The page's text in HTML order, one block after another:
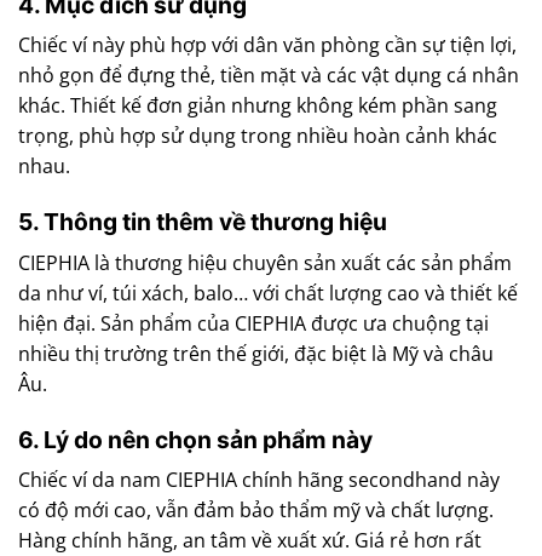
Chiếc ví này phù hợp với dân văn phòng cần sự tiện lợi,
nhỏ gọn để đựng thẻ, tiền mặt và các vật dụng cá nhân
khác. Thiết kế đơn giản nhưng không kém phần sang
trọng, phù hợp sử dụng trong nhiều hoàn cảnh khác
nhau.
5. Thông tin thêm về thương hiệu
CIEPHIA là thương hiệu chuyên sản xuất các sản phẩm
da như ví, túi xách, balo… với chất lượng cao và thiết kế
hiện đại. Sản phẩm của CIEPHIA được ưa chuộng tại
nhiều thị trường trên thế giới, đặc biệt là Mỹ và châu
Âu.
6. Lý do nên chọn sản phẩm này
Chiếc ví da nam CIEPHIA chính hãng secondhand này
có độ mới cao, vẫn đảm bảo thẩm mỹ và chất lượng.
Hàng chính hãng, an tâm về xuất xứ. Giá rẻ hơn rất